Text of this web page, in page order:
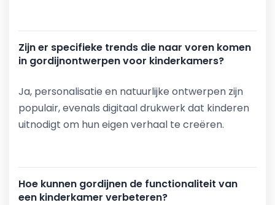
Zijn er specifieke trends die naar voren komen
in gordijnontwerpen voor kinderkamers?
Ja, personalisatie en natuurlijke ontwerpen zijn
populair, evenals digitaal drukwerk dat kinderen
uitnodigt om hun eigen verhaal te creëren.
Hoe kunnen gordijnen de functionaliteit van
een kinderkamer verbeteren?